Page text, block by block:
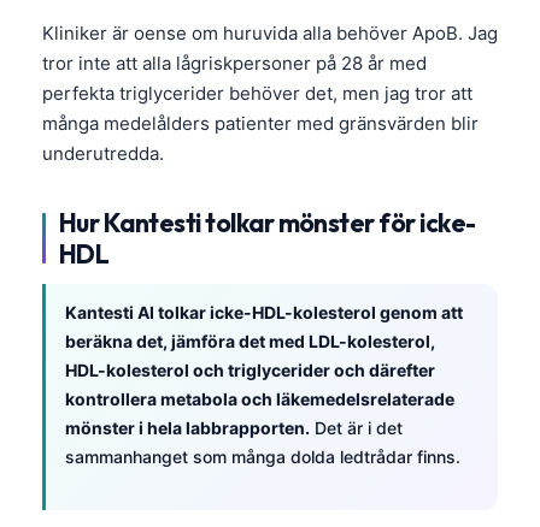
Kliniker är oense om huruvida alla behöver ApoB. Jag
tror inte att alla lågriskpersoner på 28 år med
perfekta triglycerider behöver det, men jag tror att
många medelålders patienter med gränsvärden blir
underutredda.
Hur Kantesti tolkar mönster för icke-
HDL
Kantesti AI tolkar icke-HDL-kolesterol genom att
beräkna det, jämföra det med LDL-kolesterol,
HDL-kolesterol och triglycerider och därefter
kontrollera metabola och läkemedelsrelaterade
mönster i hela labbrapporten. Det är i det
sammanhanget som många dolda ledtrådar finns.
हिन्दी
Bahasa Indonesia
Հայերեն
Íslenska
Bosanski
Eesti
日本語
Čeština
ქართული